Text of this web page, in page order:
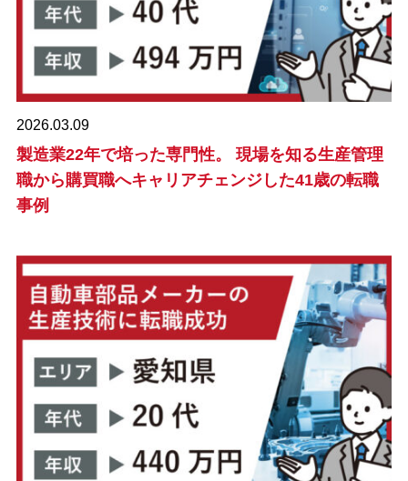
2026.03.09
製造業22年で培った専門性。 現場を知る生産管理
職から購買職へキャリアチェンジした41歳の転職
事例